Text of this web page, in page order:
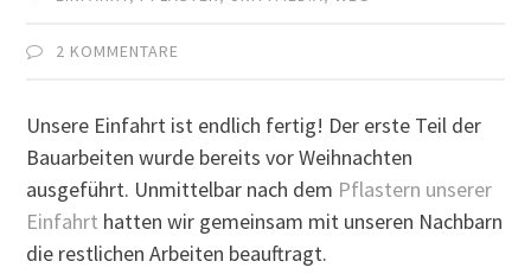
2 KOMMENTARE
Unsere Einfahrt ist endlich fertig! Der erste Teil der
Bauarbeiten wurde bereits vor Weihnachten
ausgeführt. Unmittelbar nach dem Pflastern unserer
Einfahrt hatten wir gemeinsam mit unseren Nachbarn
die restlichen Arbeiten beauftragt.